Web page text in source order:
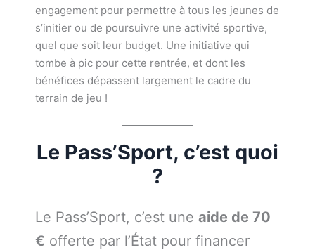
engagement pour permettre à tous les jeunes de
s’initier ou de poursuivre une activité sportive,
quel que soit leur budget. Une initiative qui
tombe à pic pour cette rentrée, et dont les
bénéfices dépassent largement le cadre du
terrain de jeu !
Le Pass’Sport, c’est quoi
?
Le Pass’Sport, c’est une aide de 70
€ offerte par l’État pour financer